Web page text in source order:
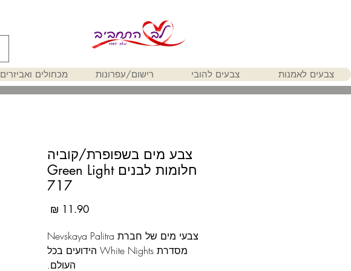
צבעים לאמנות צבעים להובי רישום/עפרונות מכחולים ואביזרים
צבע מים בשפופרת/קוביה
חלומות לבנים Green Light
717
צבעי מים של חברת Nevskaya Palitra
מסדרת White Nights הידועים בכל
העולם.